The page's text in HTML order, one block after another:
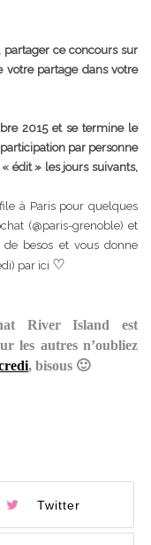
ce concours sur
votre partage dans votre
2015 et se termine le
par personne
édit » les jours suivants,
à Paris pour quelques
(@paris-grenoble) et
besos et vous donne
par ici ♡
River Island est
les autres n’oubliez
, bisous 🙂
Twitter